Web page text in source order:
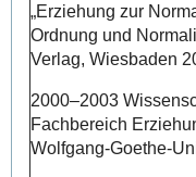
„Erziehung zur
Ordnung und
Verlag, Wiesbaden
2000–2003
Fachbereich
Wolfgang-Goethe-